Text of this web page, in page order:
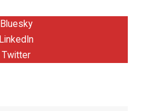
Bluesky
LinkedIn
Twitter